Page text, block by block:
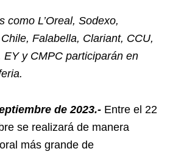
como L’Oreal, Sodexo,
Falabella, Clariant, CCU,
EY y CMPC participarán en
de 2023.- Entre el 22
se realizará de manera
más grande de